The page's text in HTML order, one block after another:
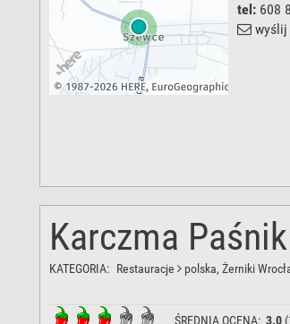
tel: 608
wyślij
Karczma Paśnik
KATEGORIA: Restauracje polska, Żerniki
ŚREDNIA OCENA: 3.0 (